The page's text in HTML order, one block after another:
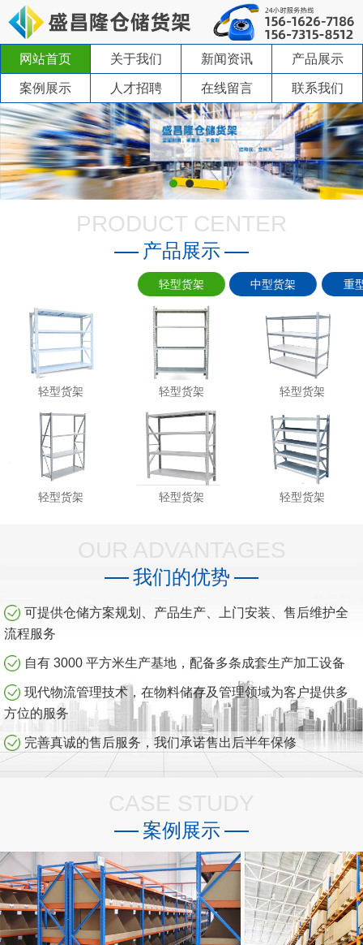
网站首页 关于我们 新闻资讯 产品展示
案例展示 人才招聘 在线留言 联系我们
PRODUCT CENTER
产品展示
轻型货架 中型货架 重
轻型货架 轻型货架 轻型货架
轻型货架 轻型货架 轻型货架
我们的优势
可提供仓储方案规划、产品生产、上门安装、售后维护全
流程服务
自有 3000 平方米生产基地，配备多条成套生产加工设备
现代物流管理技术，在物料储存及管理领域为客户提供多
方位的服务
完善真诚的售后服务，我们承诺售出后半年保修
CASE STUDY
案例展示